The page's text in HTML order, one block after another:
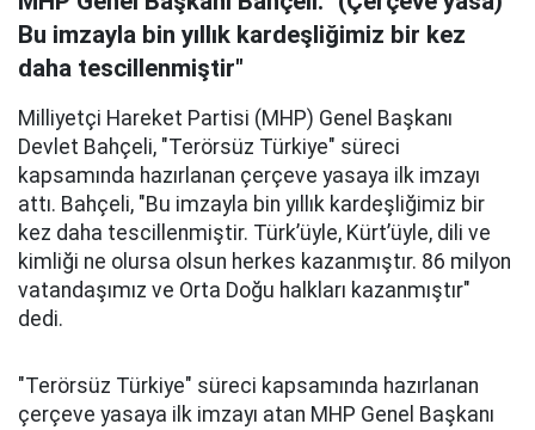
Bu imzayla bin yıllık kardeşliğimiz bir kez
daha tescillenmiştir"
Milliyetçi Hareket Partisi (MHP) Genel Başkanı
Devlet Bahçeli, "Terörsüz Türkiye" süreci
kapsamında hazırlanan çerçeve yasaya ilk imzayı
attı. Bahçeli, "Bu imzayla bin yıllık kardeşliğimiz bir
kez daha tescillenmiştir. Türk’üyle, Kürt’üyle, dili ve
kimliği ne olursa olsun herkes kazanmıştır. 86 milyon
vatandaşımız ve Orta Doğu halkları kazanmıştır"
dedi.
"Terörsüz Türkiye" süreci kapsamında hazırlanan
çerçeve yasaya ilk imzayı atan MHP Genel Başkanı